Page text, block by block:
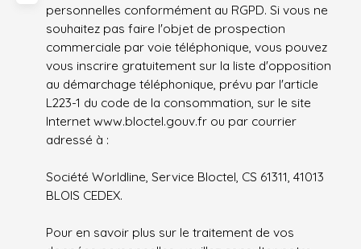
personnelles conformément au RGPD. Si vous ne
souhaitez pas faire l'objet de prospection
commerciale par voie téléphonique, vous pouvez
vous inscrire gratuitement sur la liste d'opposition
au démarchage téléphonique, prévu par l'article
L223-1 du code de la consommation, sur le site
Internet www.bloctel.gouv.fr ou par courrier
adressé à :
Société Worldline, Service Bloctel, CS 61311, 41013
BLOIS CEDEX.
Pour en savoir plus sur le traitement de vos